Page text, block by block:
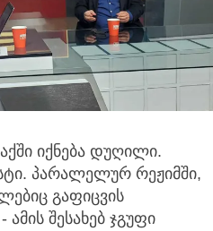
იქნება დუღილი.
პარალელურ რეჟიმში,
გაფიცვის
ამის შესახებ ჯგუფი